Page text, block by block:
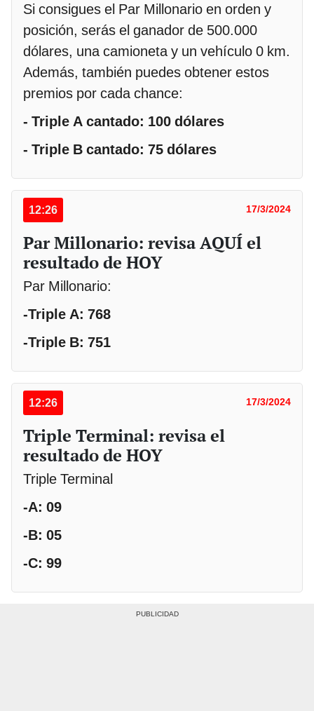
Si consigues el Par Millonario en orden y
posición, serás el ganador de 500.000
dólares, una camioneta y un vehículo 0 km.
Además, también puedes obtener estos
premios por cada chance:
- Triple A cantado: 100 dólares
- Triple B cantado: 75 dólares
12:26 17/3/2024
Par Millonario: revisa AQUÍ el
resultado de HOY
Par Millonario:
-Triple A: 768
-Triple B: 751
12:26 17/3/2024
Triple Terminal: revisa el
resultado de HOY
Triple Terminal
-A: 09
-B: 05
-C: 99